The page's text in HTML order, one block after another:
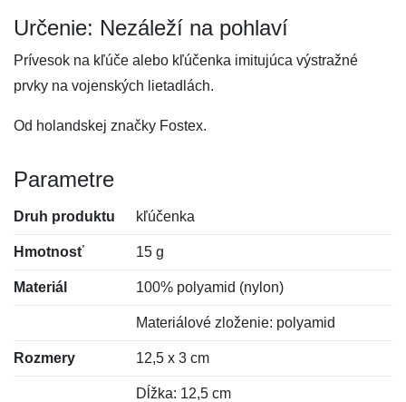
Určenie: Nezáleží na pohlaví
Prívesok na kľúče alebo kľúčenka imitujúca výstražné
prvky na vojenských lietadlách.
Od holandskej značky Fostex.
Parametre
Druh produktu kľúčenka
Hmotnosť 15 g
Materiál 100% polyamid (nylon)
Materiálové zloženie: polyamid
Rozmery 12,5 x 3 cm
Dĺžka: 12,5 cm